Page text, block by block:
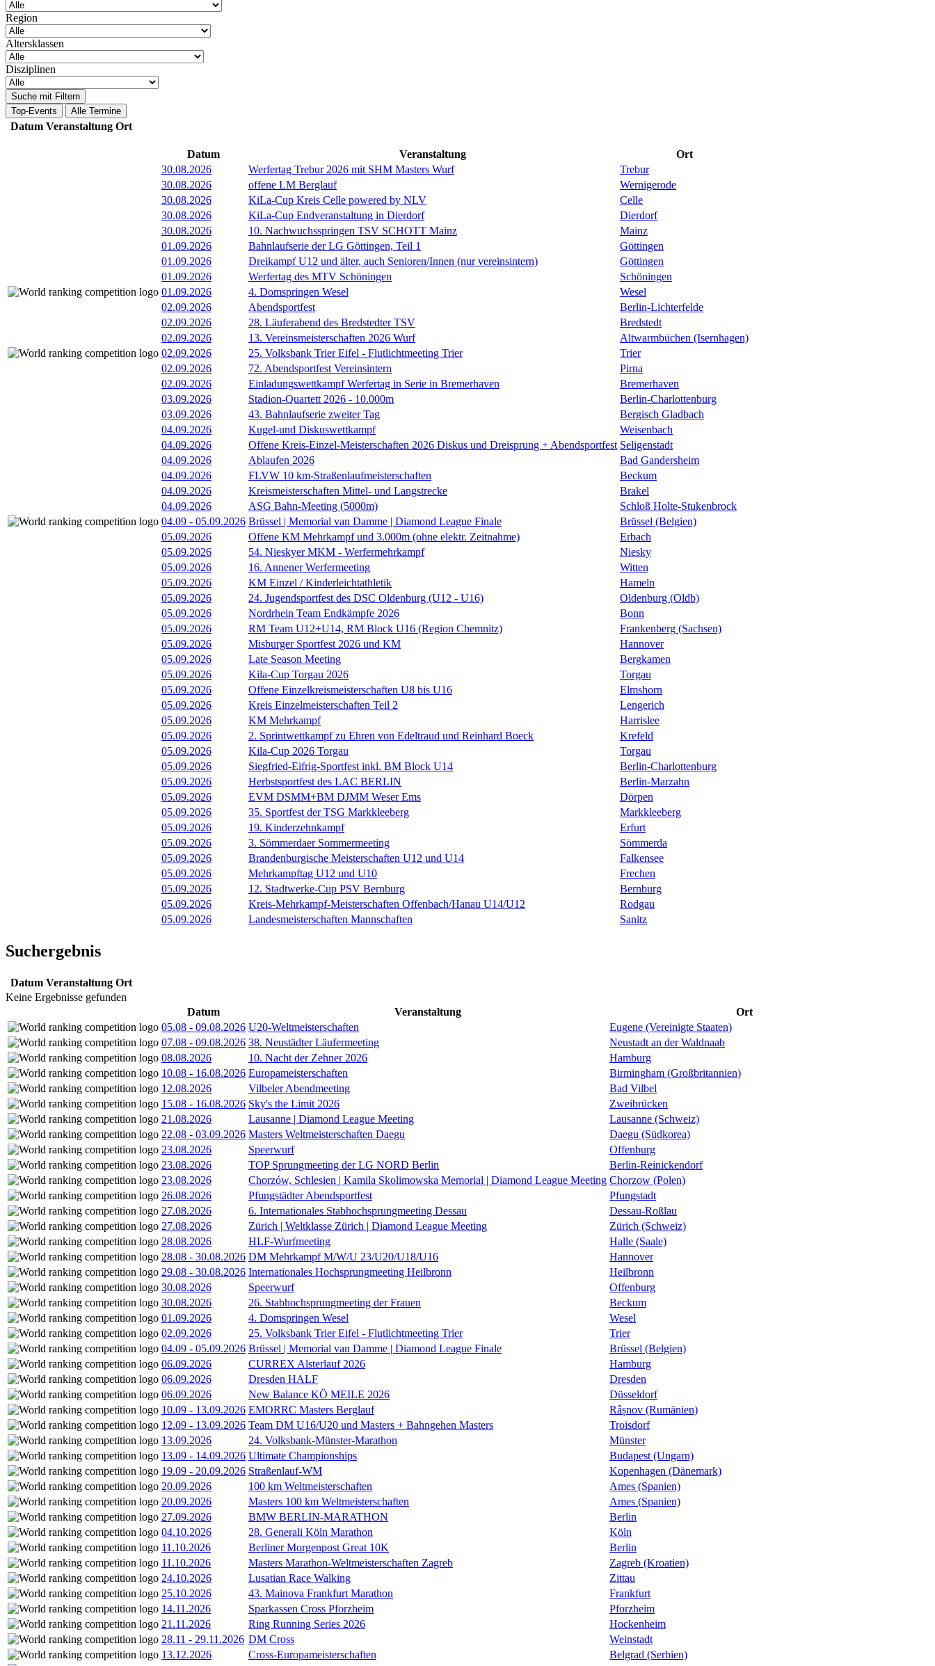
Region
Altersklassen
Disziplinen
Suche mit Filtern
Top-Events
Alle Termine
Datum Veranstaltung Ort
Datum Veranstaltung
Ort
30.08.2026
Werfertag Trebur 2026 mit SHM Masters Wurf
Trebur
30.08.2026
offene LM Berglauf
Wernigerode
30.08.2026
KiLa-Cup Kreis Celle powered by NLV
Celle
30.08.2026
KiLa-Cup Endveranstaltung in Dierdorf
Dierdorf
30.08.2026
10. Nachwuchsspringen TSV SCHOTT Mainz
Mainz
01.09.2026
Bahnlaufserie der LG Göttingen, Teil 1
Göttingen
01.09.2026
Dreikampf U12 und älter, auch Senioren/Innen (nur vereinsintern)
Göttingen
01.09.2026
Werfertag des MTV Schöningen
Schöningen
01.09.2026
4. Domspringen Wesel
Wesel
02.09.2026
Abendsportfest
Berlin-Lichterfelde
02.09.2026
28. Läuferabend des Bredstedter TSV
Bredstedt
02.09.2026
13. Vereinsmeisterschaften 2026 Wurf
Altwarmbüchen (Isernhagen)
02.09.2026
25. Volksbank Trier Eifel - Flutlichtmeeting Trier
Trier
02.09.2026
72. Abendsportfest Vereinsintern
Pirna
02.09.2026
Einladungswettkampf Werfertag in Serie in Bremerhaven
Bremerhaven
03.09.2026
Stadion-Quartett 2026 - 10.000m
Berlin-Charlottenburg
03.09.2026
43. Bahnlaufserie zweiter Tag
Bergisch Gladbach
04.09.2026
Kugel-und Diskuswettkampf
Weisenbach
04.09.2026
Offene Kreis-Einzel-Meisterschaften 2026 Diskus und Dreisprung + Abendsportfest Seligenstadt
04.09.2026
Ablaufen 2026
Bad Gandersheim
04.09.2026
FLVW 10 km-Straßenlaufmeisterschaften
Beckum
04.09.2026
Kreismeisterschaften Mittel- und Langstrecke
Brakel
04.09.2026
ASG Bahn-Meeting (5000m)
Schloß Holte-Stukenbrock
04.09 - 05.09.2026 Brüssel | Memorial van Damme | Diamond League Finale
Brüssel (Belgien)
05.09.2026
Offene KM Mehrkampf und 3.000m (ohne elektr. Zeitnahme)
Erbach
05.09.2026
54. Nieskyer MKM - Werfermehrkampf
Niesky
05.09.2026
16. Annener Werfermeeting
Witten
05.09.2026
KM Einzel / Kinderleichtathletik
Hameln
05.09.2026
24. Jugendsportfest des DSC Oldenburg (U12 - U16)
Oldenburg (Oldb)
05.09.2026
Nordrhein Team Endkämpfe 2026
Bonn
05.09.2026
RM Team U12+U14, RM Block U16 (Region Chemnitz)
Frankenberg (Sachsen)
05.09.2026
Misburger Sportfest 2026 und KM
Hannover
05.09.2026
Late Season Meeting
Bergkamen
05.09.2026
Kila-Cup Torgau 2026
Torgau
05.09.2026
Offene Einzelkreismeisterschaften U8 bis U16
Elmshorn
05.09.2026
Kreis Einzelmeisterschaften Teil 2
Lengerich
05.09.2026
KM Mehrkampf
Harrislee
05.09.2026
2. Sprintwettkampf zu Ehren von Edeltraud und Reinhard Boeck
Krefeld
05.09.2026
Kila-Cup 2026 Torgau
Torgau
05.09.2026
Siegfried-Eifrig-Sportfest inkl. BM Block U14
Berlin-Charlottenburg
05.09.2026
Herbstsportfest des LAC BERLIN
Berlin-Marzahn
05.09.2026
EVM DSMM+BM DJMM Weser Ems
Dörpen
05.09.2026
35. Sportfest der TSG Markkleeberg
Markkleeberg
05.09.2026
19. Kinderzehnkampf
Erfurt
05.09.2026
3. Sömmerdaer Sommermeeting
Sömmerda
05.09.2026
Brandenburgische Meisterschaften U12 und U14
Falkensee
05.09.2026
Mehrkampftag U12 und U10
Frechen
05.09.2026
12. Stadtwerke-Cup PSV Bernburg
Bernburg
05.09.2026
Kreis-Mehrkampf-Meisterschaften Offenbach/Hanau U14/U12
Rodgau
05.09.2026
Landesmeisterschaften Mannschaften Sanitz
Suchergebnis
Datum Veranstaltung Ort
Keine Ergebnisse gefunden
Datum
Veranstaltung
Ort
05.08 - 09.08.2026 U20-Weltmeisterschaften
Eugene (Vereinigte Staaten)
07.08 - 09.08.2026 38. Neustädter Läufermeeting
Neustadt an der Waldnaab
08.08.2026
10. Nacht der Zehner 2026
Hamburg
10.08 - 16.08.2026 Europameisterschaften
Birmingham (Großbritannien)
12.08.2026
Vilbeler Abendmeeting
Bad Vilbel
15.08 - 16.08.2026 Sky's the Limit 2026
Zweibrücken
21.08.2026
Lausanne | Diamond League Meeting
Lausanne (Schweiz)
22.08 - 03.09.2026 Masters Weltmeisterschaften Daegu
Daegu (Südkorea)
23.08.2026
Speerwurf
Offenburg
23.08.2026
TOP Sprungmeeting der LG NORD Berlin
Berlin-Reinickendorf
23.08.2026
Chorzów, Schlesien | Kamila Skolimowska Memorial | Diamond League Meeting Chorzow (Polen)
26.08.2026
Pfungstädter Abendsportfest
Pfungstadt
27.08.2026
6. Internationales Stabhochsprungmeeting Dessau
Dessau-Roßlau
27.08.2026
Zürich | Weltklasse Zürich | Diamond League Meeting
Zürich (Schweiz)
28.08.2026
HLF-Wurfmeeting
Halle (Saale)
28.08 - 30.08.2026 DM Mehrkampf M/W/U 23/U20/U18/U16
Hannover
29.08 - 30.08.2026 Internationales Hochsprungmeeting Heilbronn
Heilbronn
30.08.2026
Speerwurf
Offenburg
30.08.2026
26. Stabhochsprungmeeting der Frauen
Beckum
01.09.2026
4. Domspringen Wesel
Wesel
02.09.2026
25. Volksbank Trier Eifel - Flutlichtmeeting Trier
Trier
04.09 - 05.09.2026 Brüssel | Memorial van Damme | Diamond League Finale
Brüssel (Belgien)
06.09.2026
CURREX Alsterlauf 2026
Hamburg
06.09.2026
Dresden HALF
Dresden
06.09.2026
New Balance KÖ MEILE 2026
Düsseldorf
10.09 - 13.09.2026 EMORRC Masters Berglauf
Râșnov (Rumänien)
12.09 - 13.09.2026 Team DM U16/U20 und Masters + Bahngehen Masters
Troisdorf
13.09.2026
24. Volksbank-Münster-Marathon
Münster
13.09 - 14.09.2026 Ultimate Championships
Budapest (Ungarn)
19.09 - 20.09.2026 Straßenlauf-WM
Kopenhagen (Dänemark)
20.09.2026
100 km Weltmeisterschaften
Ames (Spanien)
20.09.2026
Masters 100 km Weltmeisterschaften
Ames (Spanien)
27.09.2026
BMW BERLIN-MARATHON
Berlin
04.10.2026
28. Generali Köln Marathon
Köln
11.10.2026
Berliner Morgenpost Great 10K
Berlin
11.10.2026
Masters Marathon-Weltmeisterschaften Zagreb
Zagreb (Kroatien)
24.10.2026
Lusatian Race Walking
Zittau
25.10.2026
43. Mainova Frankfurt Marathon
Frankfurt
14.11.2026
Sparkassen Cross Pforzheim
Pforzheim
21.11.2026
Ring Running Series 2026
Hockenheim
28.11 - 29.11.2026 DM Cross
Weinstadt
13.12.2026
Cross-Europameisterschaften
Belgrad (Serbien)